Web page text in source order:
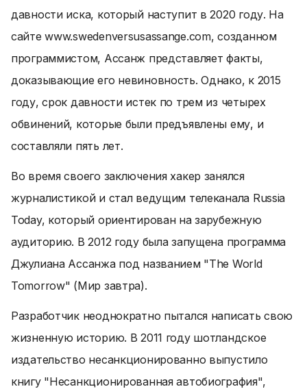
давности иска, который наступит в 2020 году. На
сайте www.swedenversusassange.com, созданном
программистом, Ассанж представляет факты,
доказывающие его невиновность. Однако, к 2015
году, срок давности истек по трем из четырех
обвинений, которые были предъявлены ему, и
составляли пять лет.
Во время своего заключения хакер занялся
журналистикой и стал ведущим телеканала Russia
Today, который ориентирован на зарубежную
аудиторию. В 2012 году была запущена программа
Джулиана Ассанжа под названием "The World
Tomorrow" (Мир завтра).
Разработчик неоднократно пытался написать свою
жизненную историю. В 2011 году шотландское
издательство несанкционированно выпустило
книгу "Несанкционированная автобиография",